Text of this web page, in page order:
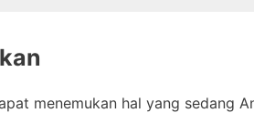
menemukan hal yang sedang